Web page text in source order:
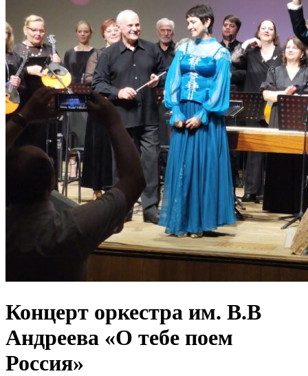
Концерт оркестра им. В.В
Андреева «О тебе поем
Россия»